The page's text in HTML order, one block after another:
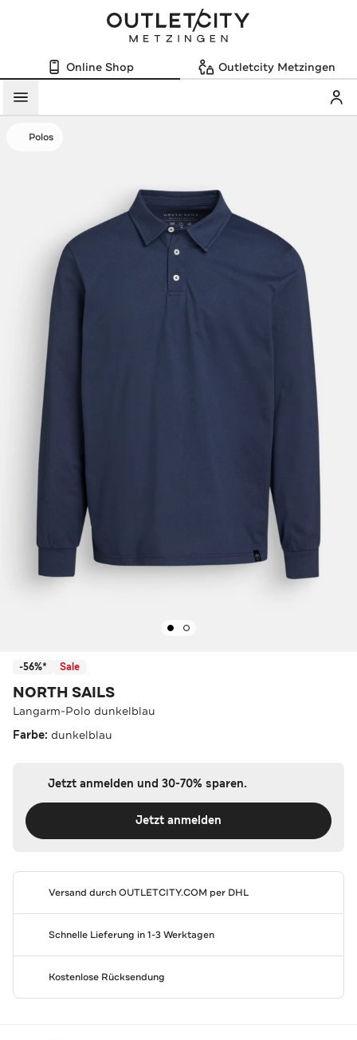
Online Shop Outletcity Metzingen
Menü
Polos
-56%* Sale
NORTH SAILS
Langarm-Polo dunkelblau
Farbe: dunkelblau
Jetzt anmelden und 30-70% sparen.
Jetzt anmelden
Versand durchOUTLETCITY.COM per DHL
Schnelle Lieferung in 1-3 Werktagen
Kostenlose Rücksendung